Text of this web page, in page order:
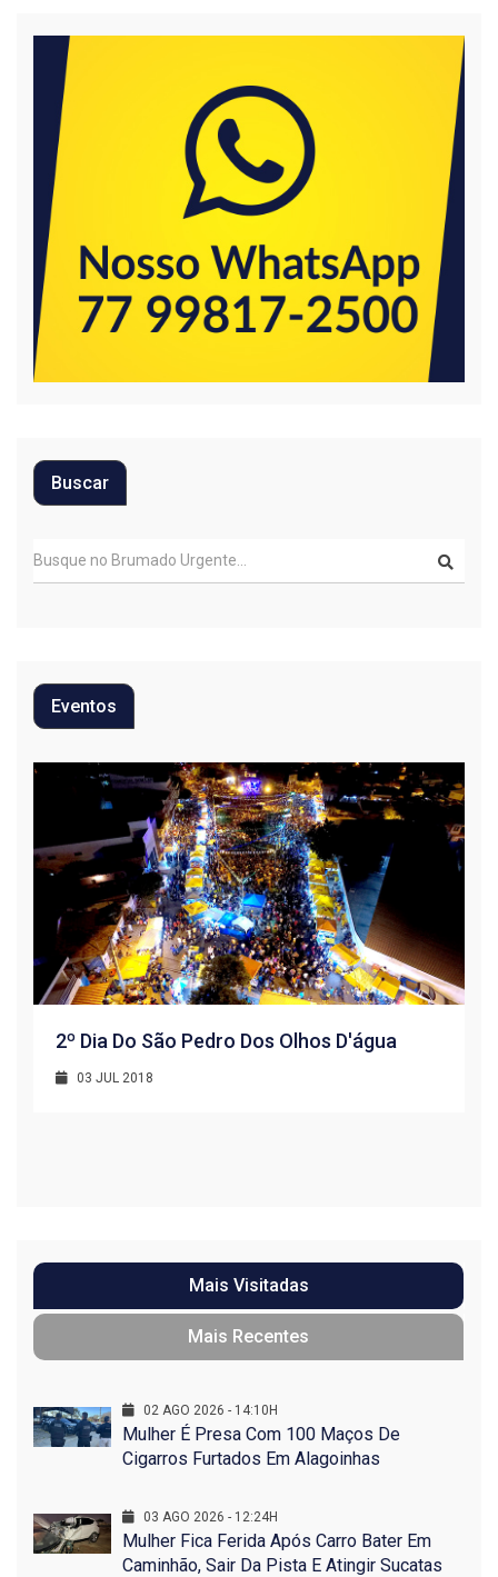
Buscar
Eventos
2º Dia Do São Pedro Dos Olhos D'água
03 JUL 2018
Mais Visitadas
Mais Recentes
02 AGO 2026 - 14:10H
Mulher É Presa Com 100 Maços De
Cigarros Furtados Em Alagoinhas
03 AGO 2026 - 12:24H
Mulher Fica Ferida Após Carro Bater Em
Caminhão, Sair Da Pista E Atingir Sucatas